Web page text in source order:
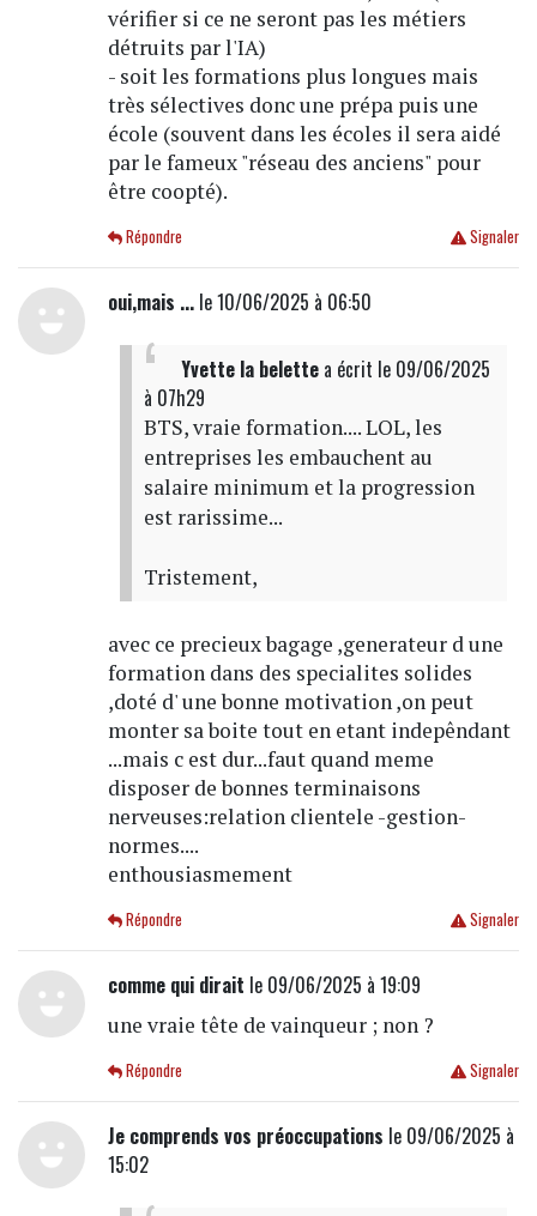
vérifier si ce ne seront pas les métiers
détruits par l'IA)
- soit les formations plus longues mais
très sélectives donc une prépa puis une
école (souvent dans les écoles il sera aidé
par le fameux "réseau des anciens" pour
être coopté).
Signaler
Répondre
oui,mais ...le 10/06/2025 à 06:50
Yvette la belettea écrit le 09/06/2025
à 07h29
BTS, vraie formation.... LOL, les
entreprises les embauchent au
salaire minimum et la progression
est rarissime...
Tristement,
avec ce precieux bagage ,generateur d une
formation dans des specialites solides
,doté d' une bonne motivation ,on peut
monter sa boite tout en etant indepêndant
...mais c est dur...faut quand meme
disposer de bonnes terminaisons
nerveuses:relation clientele -gestion-
normes....
enthousiasmement
Signaler
Répondre
comme qui dirait le 09/06/2025 à 19:09
une vraie tête de vainqueur ; non ?
Signaler
Répondre
Je comprends vos préoccupations le 09/06/2025 à
15:02